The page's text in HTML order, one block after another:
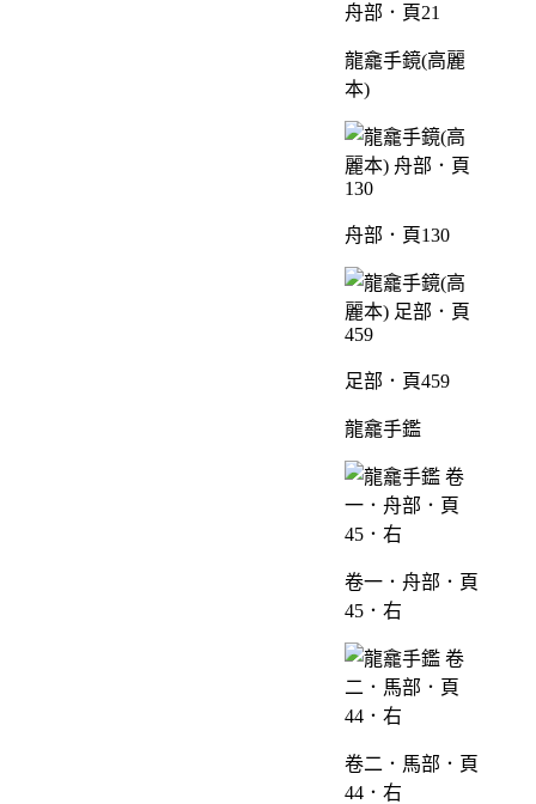
舟部．頁21
龍龕手鏡(高麗
本)
舟部．頁130
足部．頁459
龍龕手鑑
卷一．舟部．頁
45．右
卷二．馬部．頁
44．右